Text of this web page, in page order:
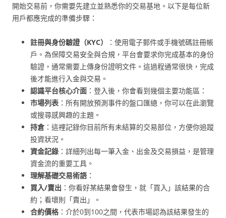
開始交易前，你需要先建立並熟悉你的交易基地。以下是每位新
用戶都應完成的準備步驟：
註冊與身份驗證（KYC）
：使用電子郵件或手機號碼註冊帳
戶。為保障交易安全與合規，平台會要求你完成基本的身份
驗證，通常需要上傳身份證明文件。這過程通常很快，完成
後才能進行入金與交易。
認識平台核心介面 ：登入後，你會看到幾個主要功能區：
市場列表 ：所有開放預測事件的盤口匯總，你可以在此瀏覽
或搜尋感興趣的主題。
持倉 ：這裡記錄你目前所有未結算的交易部位，方便你追蹤
投資狀況。
資金記錄 ：詳細列出每一筆入金、出金及交易損益，是管理
資金流的重要工具。
理解基礎交易術語 ：
買入/賣出 ：你看好某結果會發生，就「買入」該結果的合
約；看壞則「賣出」。
合約價格 ：介於0到100之間，代表市場認為該結果發生的